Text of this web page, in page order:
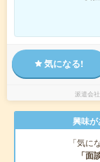
気になる!
派遣会社
興味
「気に
「面